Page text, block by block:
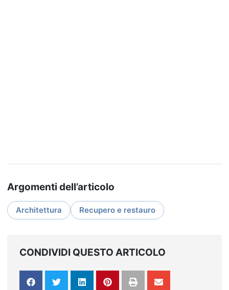
Argomenti dell’articolo
Architettura Recupero e restauro
CONDIVIDI QUESTO ARTICOLO